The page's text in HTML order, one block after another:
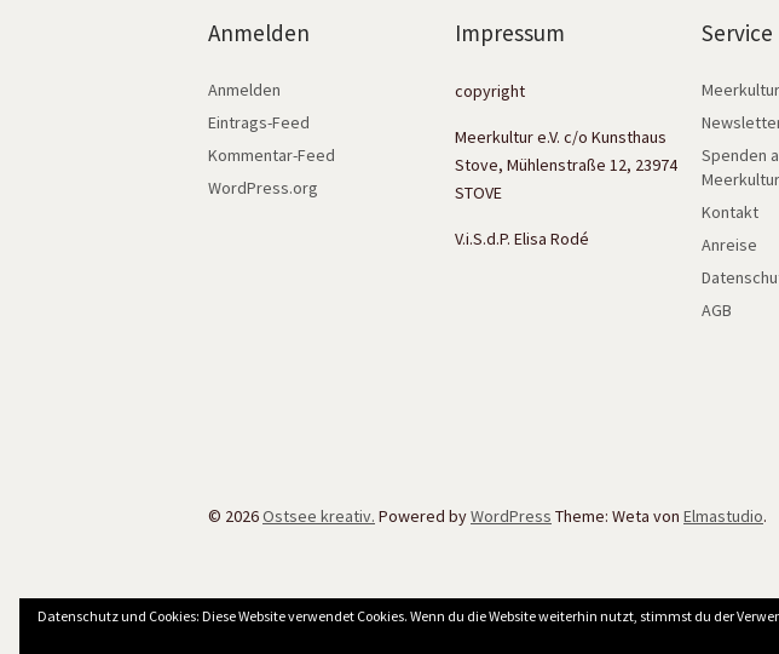
Anmelden
Anmelden
Eintrags-Feed
Kommentar-Feed
WordPress.org
Impressum
copyright
Meerkultur e.V. c/o Kunsthaus
Stove, Mühlenstraße 12, 23974
STOVE
V.i.S.d.P. Elisa Rodé
Service
Meerkultur
Spenden
Meerkultur
Kontakt
Anreise
AGB
© 2026Ostsee kreativ. Powered byWordPress Theme: Weta von Elmastudio.
Datenschutz und Cookies: Diese Website verwendet Cookies. Wenn du die Website weiterhin nutzt, stimmst du der